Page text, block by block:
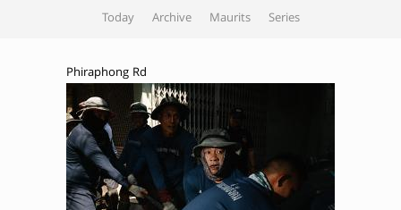
Today Archive Maurits Series
Phiraphong Rd